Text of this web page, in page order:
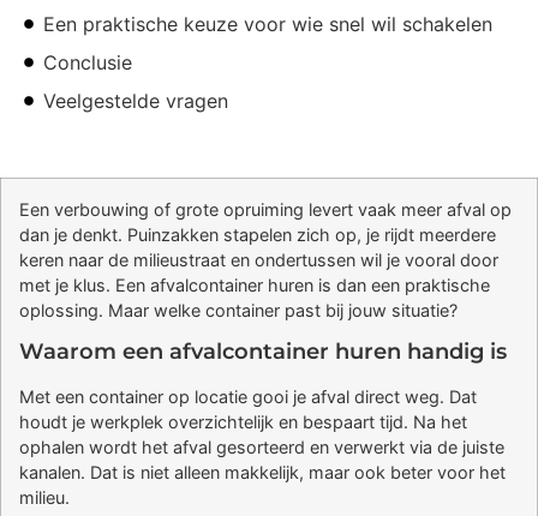
Een praktische keuze voor wie snel wil schakelen
Conclusie
Veelgestelde vragen
Een verbouwing of grote opruiming levert vaak meer afval op
dan je denkt. Puinzakken stapelen zich op, je rijdt meerdere
keren naar de milieustraat en ondertussen wil je vooral door
met je klus. Een afvalcontainer huren is dan een praktische
oplossing. Maar welke container past bij jouw situatie?
Waarom een afvalcontainer huren handig is
Met een container op locatie gooi je afval direct weg. Dat
houdt je werkplek overzichtelijk en bespaart tijd. Na het
ophalen wordt het afval gesorteerd en verwerkt via de juiste
kanalen. Dat is niet alleen makkelijk, maar ook beter voor het
milieu.